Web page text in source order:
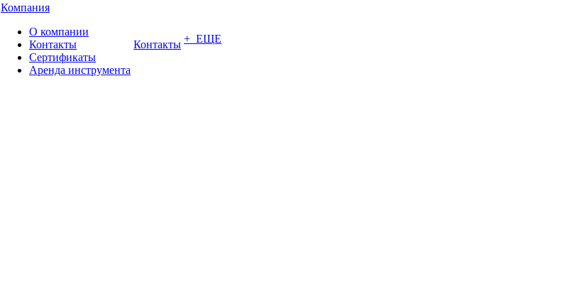
Компания
О компании
Контакты
Сертификаты
Аренда инструмента
Контакты + ЕЩЕ